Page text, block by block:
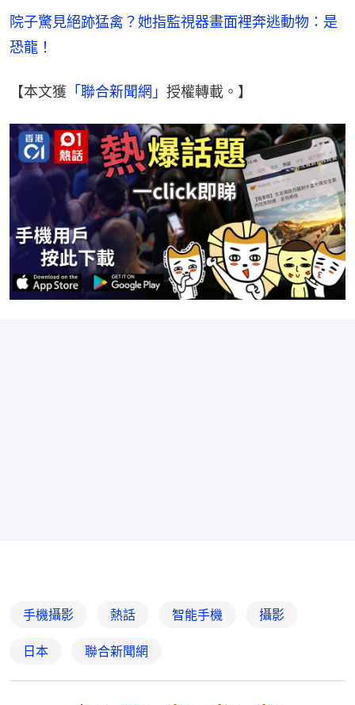
院子驚見絕跡猛禽？她指監視器畫面裡奔逃動物：是
恐龍！
【本文獲 「聯合新聞網」 授權轉載。】
手機攝影 熱話 智能手機 攝影
日本 聯合新聞網